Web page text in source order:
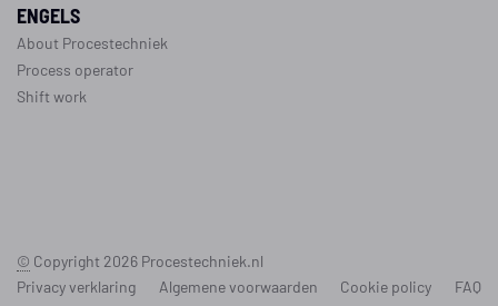
ENGELS
About Procestechniek
Process operator
Shift work
© Copyright 2026 Procestechniek.nl
Privacy verklaring
Algemene voorwaarden Cookie policy FAQ